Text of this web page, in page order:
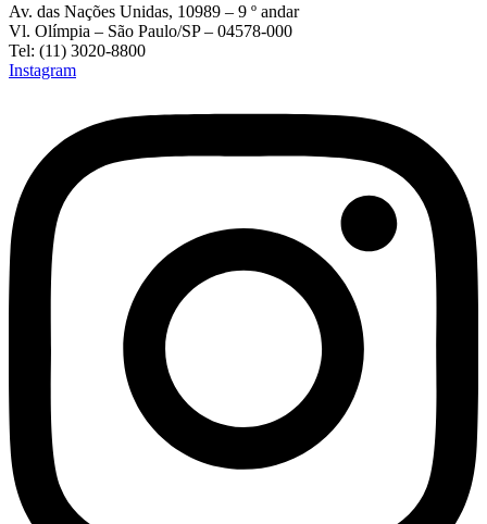
Av. das Nações Unidas, 10989 – 9 º andar
Vl. Olímpia – São Paulo/SP – 04578-000
Tel: (11) 3020-8800
Instagram